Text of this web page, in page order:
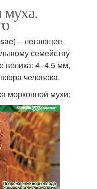
муха.
– летающее
семейству
велика: 4–4,5 мм,
человека.
морковной мухи: